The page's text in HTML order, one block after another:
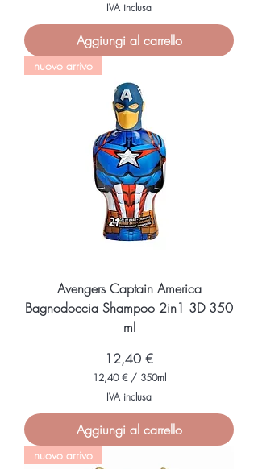
2
,
4
0
€
p
e
r
3
5
0
M
i
l
l
i
l
i
IVA inclusa
Aggiungi al carrello
nuovo arrivo
Avengers Captain America
Bagnodoccia Shampoo 2in1 3D 350
ml
Prezzo
12,40 €
12,40 € / 350ml
2
,
4
IVA inclusa
Aggiungi al carrello
nuovo arrivo